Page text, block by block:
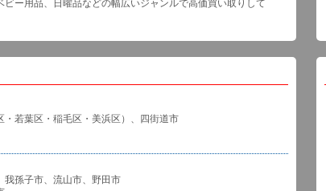
ー用品、日曜品などの幅広いジャンルで高価買い取りして
若葉区・稲毛区・美浜区）、四街道市
孫子市、流山市、野田市